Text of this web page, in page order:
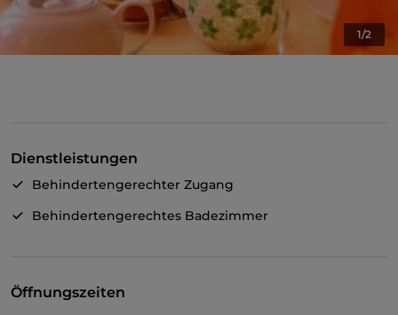
1/2
Dienstleistungen
Behindertengerechter Zugang
Behindertengerechtes Badezimmer
Öffnungszeiten